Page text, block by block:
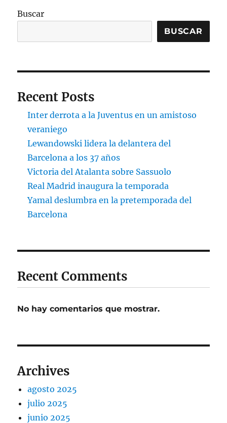
Buscar
BUSCAR
Recent Posts
Inter derrota a la Juventus en un amistoso
veraniego
Lewandowski lidera la delantera del
Barcelona a los 37 años
Victoria del Atalanta sobre Sassuolo
Real Madrid inaugura la temporada
Yamal deslumbra en la pretemporada del
Barcelona
Recent Comments
No hay comentarios que mostrar.
Archives
agosto 2025
julio 2025
junio 2025